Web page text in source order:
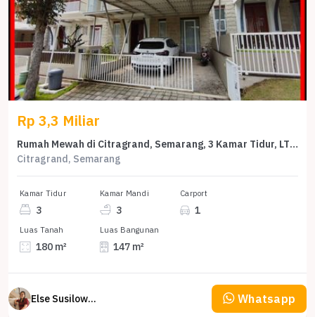
Rp 3,3 Miliar
Rumah Mewah di Citragrand, Semarang, 3 Kamar Tidur, LT 180m²
Citragrand, Semarang
Kamar Tidur
3
Kamar Mandi
3
Carport
1
Luas Tanah
180 m²
Luas Bangunan
147 m²
Else Susilowaty Whatsapp